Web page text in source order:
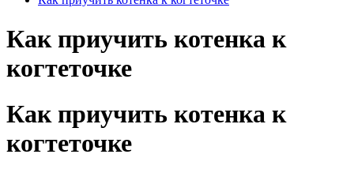
Как приучить котенка к
когтеточке
Как приучить котенка к
когтеточке